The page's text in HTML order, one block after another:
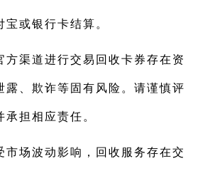
或银行卡结算。
方渠道进行交易回收卡券存在资
露、欺诈等固有风险。请谨慎评
担相应责任。
市场波动影响，回收服务存在交